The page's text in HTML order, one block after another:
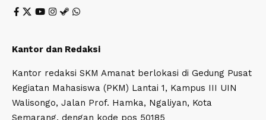
Kantor dan Redaksi
Kantor redaksi SKM Amanat berlokasi di Gedung Pusat
Kegiatan Mahasiswa (PKM) Lantai 1, Kampus III UIN
Walisongo, Jalan Prof. Hamka, Ngaliyan, Kota
Semarang, dengan kode pos 50185